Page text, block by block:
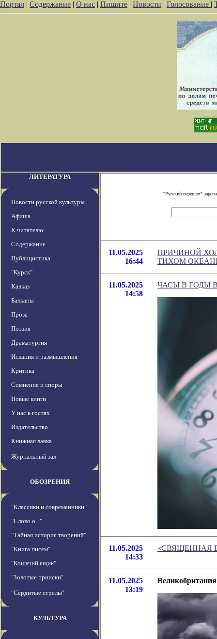
Портал | Содержание | О нас | Пишите | Новости | Голосование |
ЛИТЕРАТУРА
Новости русской культуры
Афиша
К читателю
Содержание
Публицистика
"Курск"
Кавказ
Балканы
Проза
Поэзия
Драматургия
Искания и размышления
Критика
Сомнения и споры
Новые книги
У нас в гостях
Издательство
Книжная лавка
Журнальный зал
ОБОЗРЕНИЯ
"Классики и современники"
"Слово о..."
"Тайная история творений"
"Книга писем"
"Кошачий ящик"
"Золотые прииски"
"Сердитые стрелы"
КУЛЬТУРА
"Русский переплет"
11.05.2025
16:44
ПРИЧИНОЙ
ТИХОМ
11.05.2025
14:58
ЧАСЫ В ГОДЫ
11.05.2025
14:33
«СВЯЩЕННАЯ
11.05.2025
13:19
Великобритания